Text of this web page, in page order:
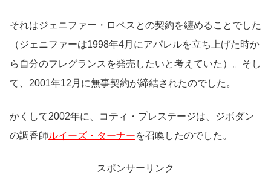
それはジェニファー・ロペスとの契約を纏めることでした
（ジェニファーは1998年4月にアパレルを立ち上げた時か
ら自分のフレグランスを発売したいと考えていた）。そし
て、2001年12月に無事契約が締結されたのでした。
かくして2002年に、コティ・プレステージは、ジボダン
の調香師ルイーズ・ターナーを召喚したのでした。
スポンサーリンク